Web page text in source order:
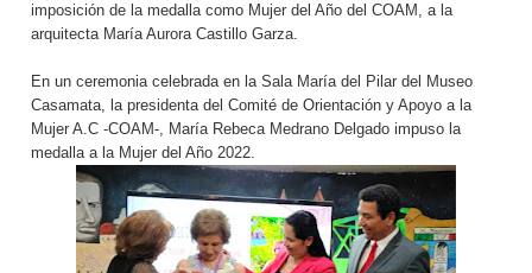
imposición de la medalla como Mujer del Año del COAM, a la
arquitecta María Aurora Castillo Garza.
En un ceremonia celebrada en la Sala María del Pilar del Museo
Casamata, la presidenta del Comité de Orientación y Apoyo a la
Mujer A.C -COAM-, María Rebeca Medrano Delgado impuso la
medalla a la Mujer del Año 2022.